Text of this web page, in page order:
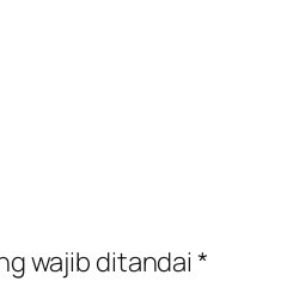
wajib ditandai*